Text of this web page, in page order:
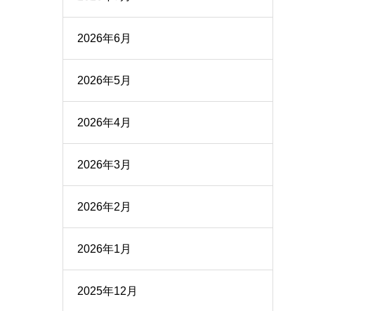
2026年6月
2026年5月
2026年4月
2026年3月
2026年2月
2026年1月
2025年12月